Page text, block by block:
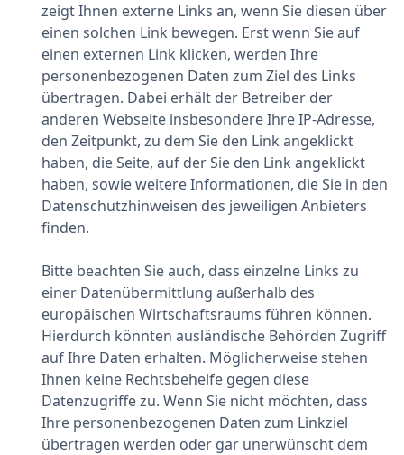
zeigt Ihnen externe Links an, wenn Sie diesen über
einen solchen Link bewegen. Erst wenn Sie auf
einen externen Link klicken, werden Ihre
personenbezogenen Daten zum Ziel des Links
übertragen. Dabei erhält der Betreiber der
anderen Webseite insbesondere Ihre IP-Adresse,
den Zeitpunkt, zu dem Sie den Link angeklickt
haben, die Seite, auf der Sie den Link angeklickt
haben, sowie weitere Informationen, die Sie in den
Datenschutzhinweisen des jeweiligen Anbieters
finden.
Bitte beachten Sie auch, dass einzelne Links zu
einer Datenübermittlung außerhalb des
europäischen Wirtschaftsraums führen können.
Hierdurch könnten ausländische Behörden Zugriff
auf Ihre Daten erhalten. Möglicherweise stehen
Ihnen keine Rechtsbehelfe gegen diese
Datenzugriffe zu. Wenn Sie nicht möchten, dass
Ihre personenbezogenen Daten zum Linkziel
übertragen werden oder gar unerwünscht dem